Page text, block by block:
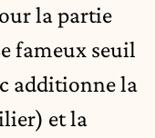
la partie
fameux seuil
additionne la
et la